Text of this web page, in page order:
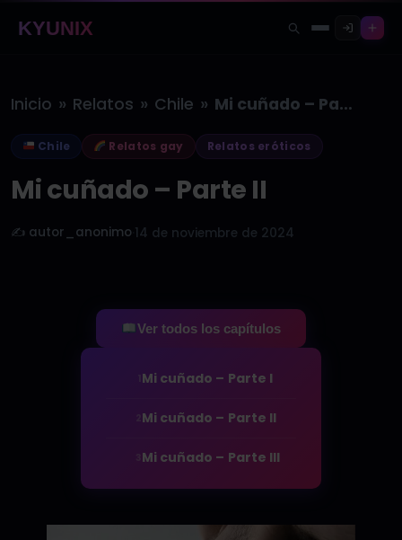
KYUNIX
Inicio » Relatos » Chile » Mi cuñado – Parte II
Chile Relatos gay Relatos eróticos
Mi cuñado – Parte II
✍️ autor_anonimo 14 de noviembre de 2024
Ver todos los capítulos
Mi cuñado – Parte I
Mi cuñado – Parte II
Mi cuñado – Parte III